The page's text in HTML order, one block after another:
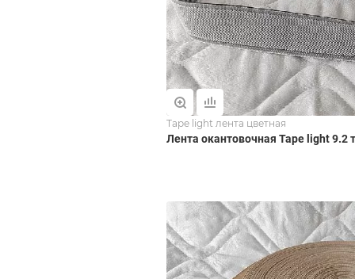
Tape light лента цветная
Лента окантовочная Tape light 9.2